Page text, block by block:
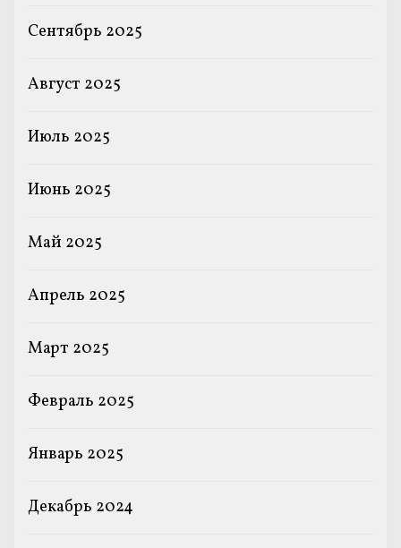
Сентябрь 2025
Август 2025
Июль 2025
Июнь 2025
Май 2025
Апрель 2025
Март 2025
Февраль 2025
Январь 2025
Декабрь 2024